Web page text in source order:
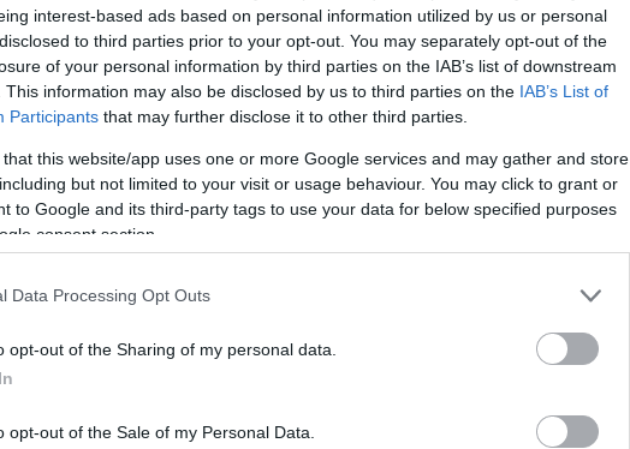
interest-based ads based on personal information utilized by us or personal
to third parties prior to your opt-out. You may separately opt-out of the
of your personal information by third parties on the IAB’s list of downstream
This information may also be disclosed by us to third parties on the IAB’s List of
Participants that may further disclose it to other third parties.
that this website/app uses one or more Google services and may gather and store
but not limited to your visit or usage behaviour. You may click to grant or
to Google and its third-party tags to use your data for below specified purposes
consent section.
Data Processing Opt Outs
opt-out of the Sharing of my personal data.
opt-out of the Sale of my Personal Data.
mindegyikben kiválasztottak felemlegettek olyan
legtöbben azt a pillanatot emlegették fel, amikor
az, amikor valakivel nem bánnak kesztyűs kézzel
falt során kitessékelte a most 33 éves támadót a
előtt futó kerítés. Emellett a szurkolók még azt